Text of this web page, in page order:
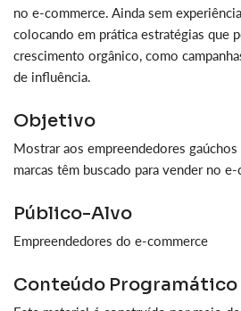
no e-commerce. Ainda sem
colocando em prática estratégias que
crescimento orgânico, como
de influência.
Objetivo
Mostrar aos empreendedores gaúchos
marcas têm buscado para vender no
Público-Alvo
Empreendedores do e-commerce
Conteúdo Programático